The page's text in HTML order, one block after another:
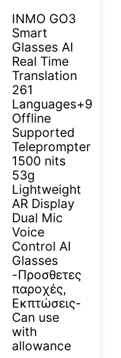
official
– Josué
Insta360-
INMO GO3
Smart
Glasses AI
Real Time
Translation
261
Languages+9
Offline
Supported
Teleprompter
1500 nits
53g
Lightweight
AR Display
Dual Mic
Voice
Control AI
Glasses
-Προσθετες
παροχές,
Εκπτώσεις-
Can use
with
allowance